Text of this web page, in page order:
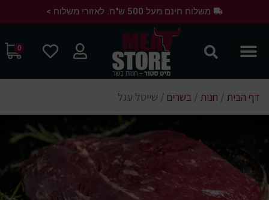
משלוח חינם מעל 500 ש"ח. לאזורי משלוח >
0
דף הבית / חנות / בשרים / שייטל עגל